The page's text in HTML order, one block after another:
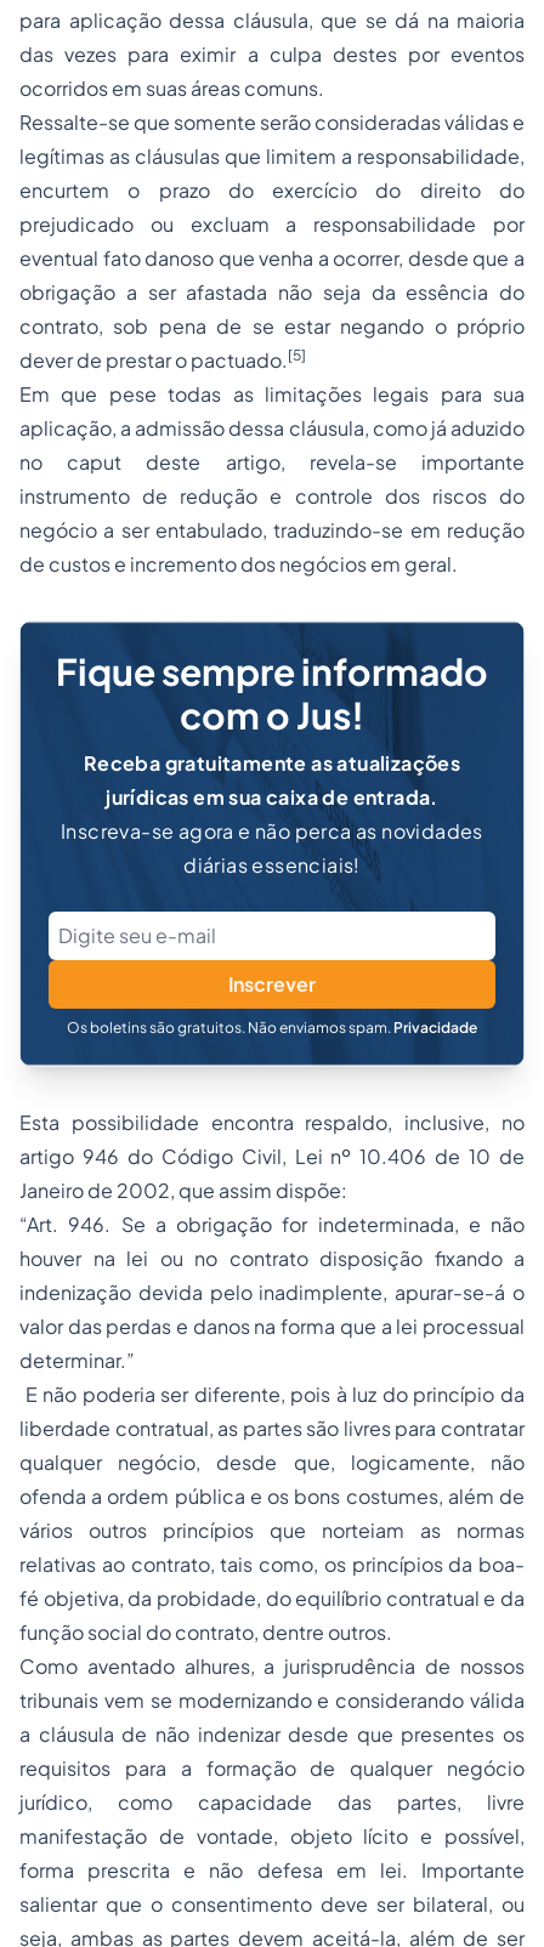
para aplicação dessa cláusula, que se dá na maioria
das vezes para eximir a culpa destes por eventos
ocorridos em suas áreas comuns.
Ressalte-se que somente serão consideradas válidas e
legítimas as cláusulas que limitem a responsabilidade,
encurtem o prazo do exercício do direito do
prejudicado ou excluam a responsabilidade por
eventual fato danoso que venha a ocorrer, desde que a
obrigação a ser afastada não seja da essência do
contrato, sob pena de se estar negando o próprio
dever de prestar o pactuado. [5]
Em que pese todas as limitações legais para sua
aplicação, a admissão dessa cláusula, como já aduzido
no caput deste artigo, revela-se importante
instrumento de redução e controle dos riscos do
negócio a ser entabulado, traduzindo-se em redução
de custos e incremento dos negócios em geral.
Fique sempre informado
com o Jus!
Receba gratuitamente as atualizações
jurídicas em sua caixa de entrada.
Inscreva-se agora e não perca as novidades
diárias essenciais!
Inscrever
Os boletins são gratuitos. Não enviamos spam. Privacidade
Esta possibilidade encontra respaldo, inclusive, no
artigo 946 do Código Civil, Lei nº 10.406 de 10 de
Janeiro de 2002, que assim dispõe:
“Art. 946. Se a obrigação for indeterminada, e não
houver na lei ou no contrato disposição fixando a
indenização devida pelo inadimplente, apurar-se-á o
valor das perdas e danos na forma que a lei processual
determinar.”
E não poderia ser diferente, pois à luz do princípio da
liberdade contratual, as partes são livres para contratar
qualquer negócio, desde que, logicamente, não
ofenda a ordem pública e os bons costumes, além de
vários outros princípios que norteiam as normas
relativas ao contrato, tais como, os princípios da boa-
fé objetiva, da probidade, do equilíbrio contratual e da
função social do contrato, dentre outros.
Como aventado alhures, a jurisprudência de nossos
tribunais vem se modernizando e considerando válida
a cláusula de não indenizar desde que presentes os
requisitos para a formação de qualquer negócio
jurídico, como capacidade das partes, livre
manifestação de vontade, objeto lícito e possível,
forma prescrita e não defesa em lei. Importante
salientar que o consentimento deve ser bilateral, ou
seja, ambas as partes devem aceitá-la, além de ser